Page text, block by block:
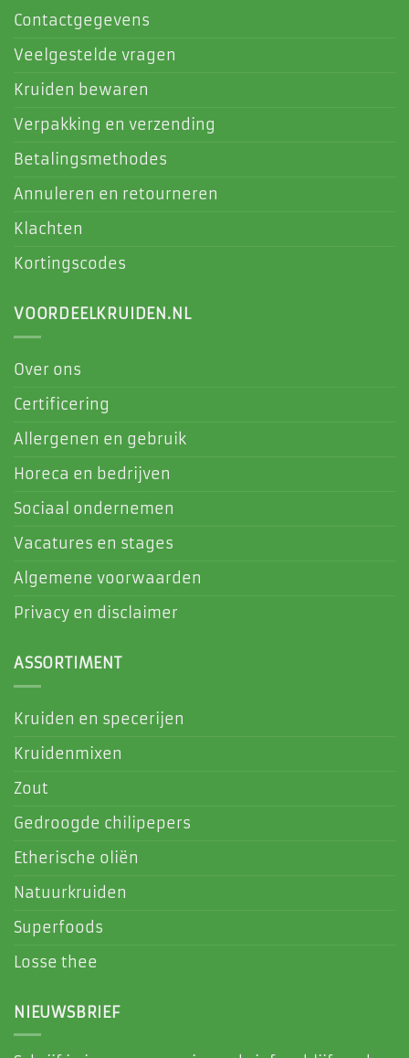
Contactgegevens
Veelgestelde vragen
Kruiden bewaren
Verpakking en verzending
Betalingsmethodes
Annuleren en retourneren
Klachten
Kortingscodes
VOORDEELKRUIDEN.NL
Over ons
Certificering
Allergenen en gebruik
Horeca en bedrijven
Sociaal ondernemen
Vacatures en stages
Algemene voorwaarden
Privacy en disclaimer
ASSORTIMENT
Kruiden en specerijen
Kruidenmixen
Zout
Gedroogde chilipepers
Etherische oliën
Natuurkruiden
Superfoods
Losse thee
NIEUWSBRIEF